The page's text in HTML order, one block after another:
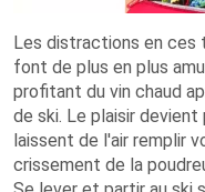
Les distractions en ces
font de plus en plus
profitant du vin chaud
de ski. Le plaisir
laissent de l'air remplir
crissement de la